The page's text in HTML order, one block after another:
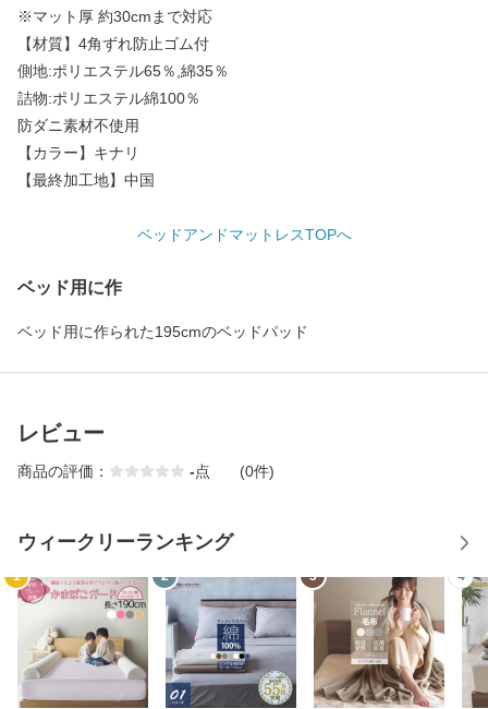
※マット厚 約30cmまで対応
【材質】4角ずれ防止ゴム付
側地:ポリエステル65％,綿35％
詰物:ポリエステル綿100％
防ダニ素材不使用
【カラー】キナリ
【最終加工地】中国
ベッドアンドマットレスTOPへ
ベッド用に作
ベッド用に作られた195cmのベッドパッド
レビュー
商品の評価： -点 (0件)
ウィークリーランキング
1 2 3 4